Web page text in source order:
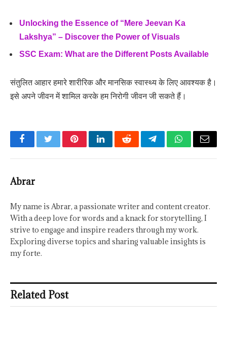
Unlocking the Essence of “Mere Jeevan Ka
Lakshya” – Discover the Power of Visuals
SSC Exam: What are the Different Posts Available
संतुलित आहार हमारे शारीरिक और मानसिक स्वास्थ्य के लिए आवश्यक है।
इसे अपने जीवन में शामिल करके हम निरोगी जीवन जी सकते हैं।
FacebookTwitterPinterestLinkedInRedditTelegramWhatsApp
Email
Abrar
My name is Abrar, a passionate writer and content creator.
With a deep love for words and a knack for storytelling, I
strive to engage and inspire readers through my work.
Exploring diverse topics and sharing valuable insights is
my forte.
Related Post